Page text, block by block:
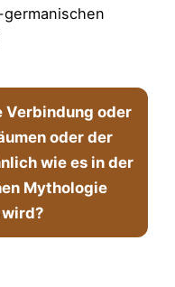
Verbindung oder
oder der
wie es in der
Mythologie